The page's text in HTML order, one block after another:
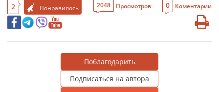
2 Понравилось 2048 Просмотров 0 Коментарии
Поблагодарить
Подписаться на автора